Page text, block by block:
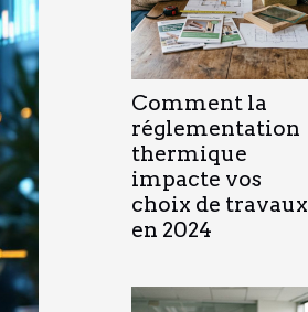
Comment la
réglementation
thermique
impacte vos
choix de travaux
en 2024